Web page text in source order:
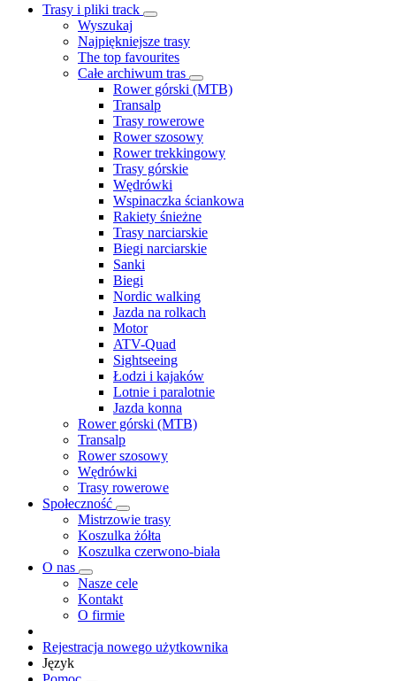
Trasy i pliki track
Wyszukaj
Najpiękniejsze trasy
The top favourites
Całe archiwum tras
Rower górski (MTB)
Transalp
Trasy rowerowe
Rower szosowy
Rower trekkingowy
Trasy górskie
Wędrówki
Wspinaczka ściankowa
Rakiety śnieżne
Trasy narciarskie
Biegi narciarskie
Sanki
Biegi
Nordic walking
Jazda na rolkach
Motor
ATV-Quad
Sightseeing
Łodzi i kajaków
Lotnie i paralotnie
Jazda konna
Rower górski (MTB)
Transalp
Rower szosowy
Wędrówki
Trasy rowerowe
Społeczność
Mistrzowie trasy
Koszulka żółta
Koszulka czerwono-biała
O nas
Nasze cele
Kontakt
O firmie
Rejestracja nowego użytkownika
Język